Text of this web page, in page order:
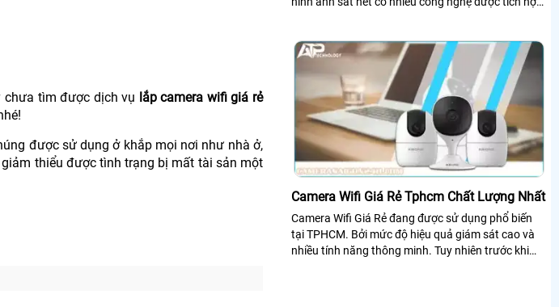
tìm được dịch vụ lắp camera wifi giá rẻ
được sử dụng ở khắp mọi nơi như nhà ở,
thiểu được tình trạng bị mất tài sản một
Camera Wifi Giá Rẻ Tphcm Chất Lượng Nhất
Camera Wifi Giá Rẻ đang được sử dụng phổ biến
tại TPHCM. Bởi mức độ hiệu quả giám sát cao và
nhiều tính năng thông minh. Tuy nhiên trước khi